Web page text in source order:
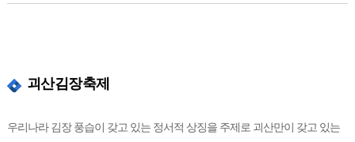
괴산김장축제
우리나라 김장 풍습이 갖고 있는 정서적 상징을 주제로 괴산만이 갖고 있는